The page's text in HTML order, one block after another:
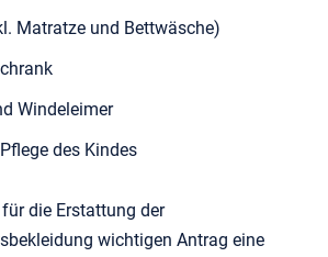
Matratze und Bettwäsche)
Windeleimer
des Kindes
die Erstattung der
wichtigen Antrag eine